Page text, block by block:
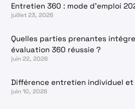
Entretien 360 : mode d’emploi
juillet 23, 2026
Quelles parties prenantes
évaluation 360 réussie ?
juin 22, 2026
Différence entretien individuel
juin 10, 2026